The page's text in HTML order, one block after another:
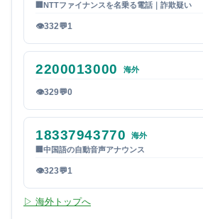
NTTファイナンスを名乗る電話｜詐欺疑い
👁332💬1
2200013000 海外
👁329💬0
18337943770
海外
中国語の自動音声アナウンス
👁323💬1
▷ 海外トップへ